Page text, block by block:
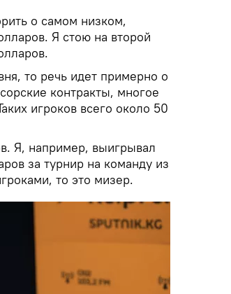
о самом низком,
Я стою на второй
то речь идет примерно о
контракты, многое
игроков всего около 50
Я, например, выигрывал
за турнир на команду из
то это мизер.